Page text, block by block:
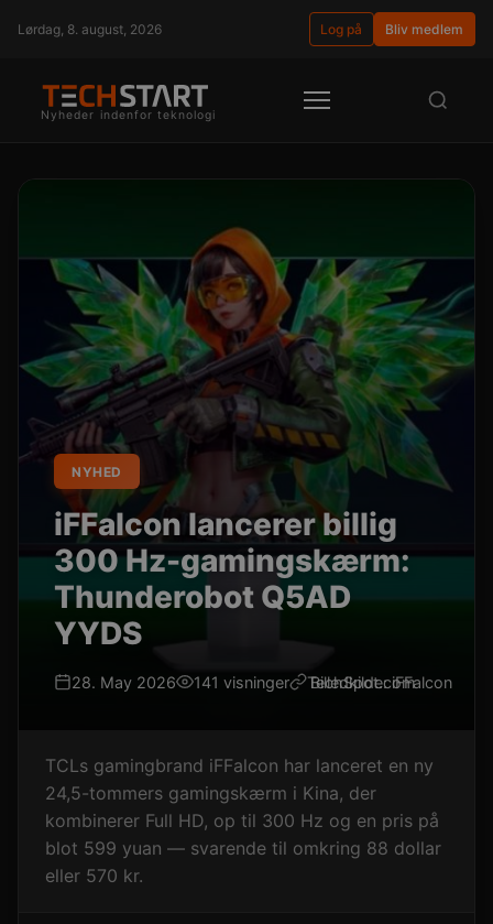
Lørdag, 8. august, 2026 Log på Bliv medlem
Nyheder indenfor teknologi
NYHED
iFFalcon lancerer billig
300 Hz-gamingskærm:
Thunderobot Q5AD
YYDS
28. May 2026 141 visninger TechSpot.com
Billedkilde: iFFalcon
TCLs gamingbrand iFFalcon har lanceret en ny
24,5-tommers gamingskærm i Kina, der
kombinerer Full HD, op til 300 Hz og en pris på
blot 599 yuan — svarende til omkring 88 dollar
eller 570 kr.